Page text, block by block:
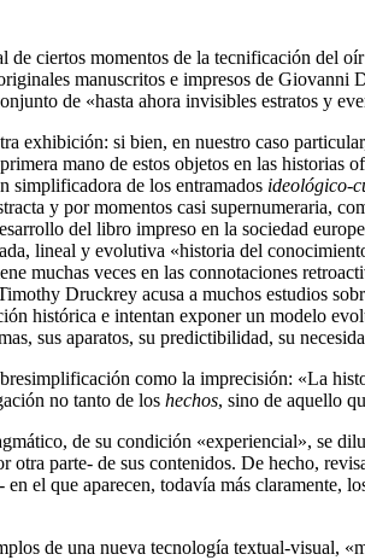
ciertos momentos de la tecnificación del
manuscritos e impresos de
de «hasta ahora invisibles estratos y
si bien, en nuestro caso
mano de estos objetos en las historias
simplificadora de los entramados ideológico-
y por momentos casi supernumeraria,
del libro impreso en la sociedad
lineal y evolutiva «historia del
muchas veces en las connotaciones
Druckrey acusa a muchos estudios
histórica e intentan exponer un modelo
sus aparatos, su predictibilidad, su
como la imprecisión: «La
no tanto de los hechos, sino de aquello
de su condición «experiencial», se
parte- de sus contenidos. De hecho,
el que aparecen, todavía más claramente,
de una nueva tecnología textual-visual,